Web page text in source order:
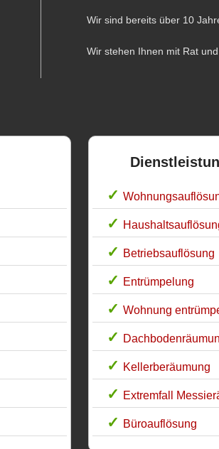
Wir sind bereits über 10
Wir stehen Ihnen mit Rat
Betriebsauflösung
Entrümpelung
Wohnung
Kellerberäumung
Extremfall
Büroauflösung